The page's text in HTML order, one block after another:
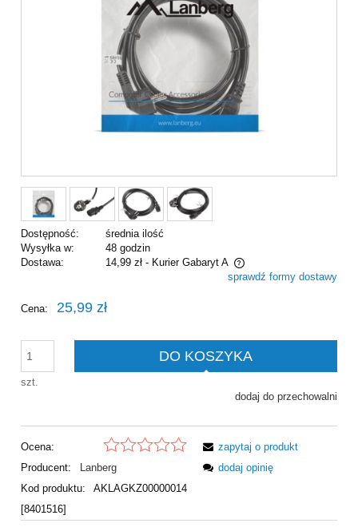
Dostępność:
średnia ilość
Wysyłka w:
48 godzin
Dostawa:
14,99 zł - Kurier Gabaryt A
Cena nie zawiera ewentualnych kosztów płatnościsprawdź formy dostawy
Cena: 25,99 zł
szt.
DO KOSZYKA
dodaj do przechowalni
Ocena:
Producent:
Lanberg
Kod produktu:
AKLAGKZ00000014
[8401516]
zapytaj o produkt
dodaj opinię